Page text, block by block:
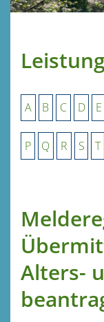
A B C D E
P Q R S T
Alters-